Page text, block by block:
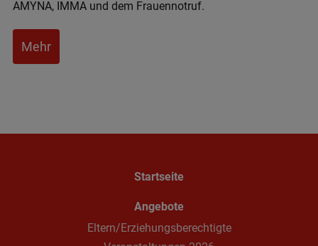
AMYNA, IMMA und dem Frauennotruf.
Mehr
Startseite
Angebote
Eltern/Erziehungsberechtigte